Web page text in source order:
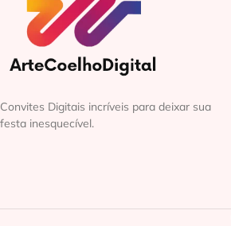
Convites Digitais incríveis para deixar sua
festa inesquecível.